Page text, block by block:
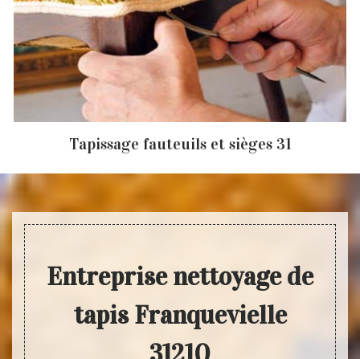
Tapissage fauteuils et sièges 31
Entreprise nettoyage de
tapis Franquevielle